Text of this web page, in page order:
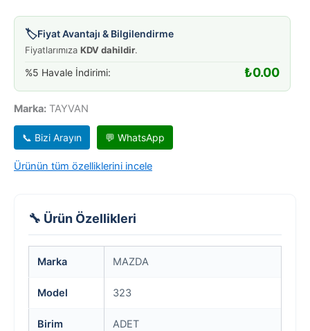
🏷️Fiyat Avantajı & Bilgilendirme
Fiyatlarımıza KDV dahildir.
%5 Havale İndirimi: ₺0.00
Marka: TAYVAN
📞 Bizi Arayın 💬 WhatsApp
Ürünün tüm özelliklerini incele
🔧 Ürün Özellikleri
Marka MAZDA
Model 323
Birim ADET